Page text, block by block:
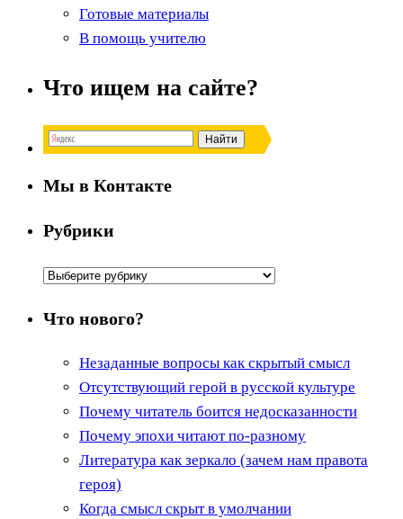
Готовые материалы
В помощь учителю
Что ищем на сайте?
Мы в Контакте
Рубрики
Рубрики
Что нового?
Незаданные вопросы как скрытый смысл
Отсутствующий герой в русской культуре
Почему читатель боится недосказанности
Почему эпохи читают по-разному
Литература как зеркало (зачем нам правота
героя)
Когда смысл скрыт в умолчании